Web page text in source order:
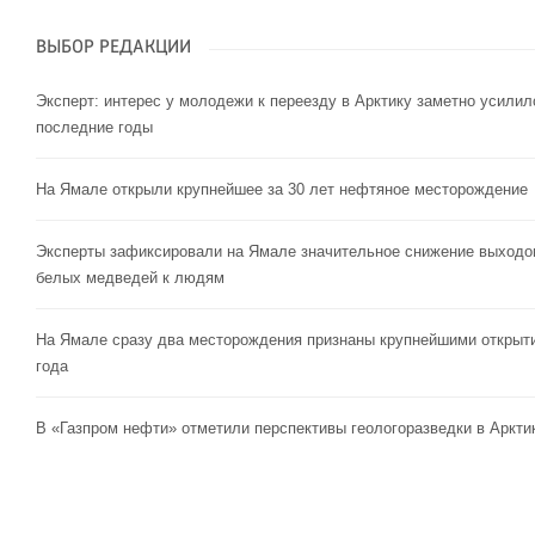
ВЫБОР РЕДАКЦИИ
Эксперт: интерес у молодежи к переезду в Арктику заметно
последние годы
На Ямале открыли крупнейшее за 30 лет нефтяное месторождение
Эксперты зафиксировали на Ямале значительное снижение
белых медведей к людям
На Ямале сразу два месторождения признаны крупнейшими
года
В «Газпром нефти» отметили перспективы геологоразведки в